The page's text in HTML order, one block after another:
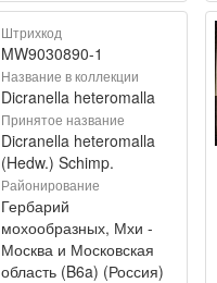
Штрихкод
MW9030890-1
Название в коллекции
Dicranella heteromalla
Принятое название
Dicranella heteromalla
(Hedw.) Schimp.
Районирование
Гербарий
мохообразных, Мхи -
Москва и Московская
область (B6a) (Россия)